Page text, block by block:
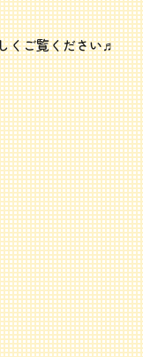
くご覧ください♬